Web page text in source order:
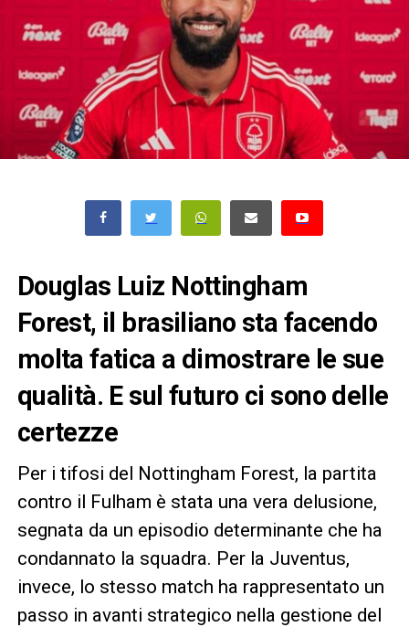
Douglas Luiz Nottingham
Forest, il brasiliano sta facendo
molta fatica a dimostrare le sue
qualità. E sul futuro ci sono delle
certezze
Per i tifosi del Nottingham Forest, la partita
contro il Fulham è stata una vera delusione,
segnata da un episodio determinante che ha
condannato la squadra. Per la Juventus,
invece, lo stesso match ha rappresentato un
passo in avanti strategico nella gestione del